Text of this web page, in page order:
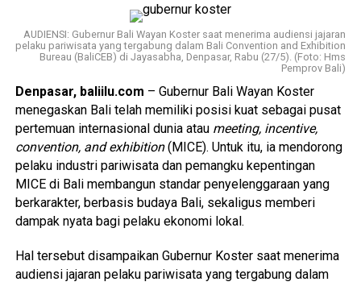
upaya nyata pemerintah bersama seluruh pelaku industri
pariwisata untuk mendatangkan lebih banyak wisatawan
mancanegara di tengah tantangan krisis global,
ketidakpastian geopolitik, serta perubahan tren perjalanan
dunia.
Ia menegaskan, ajang ini menjadi momentum penting untuk
memperkuat promosi pariwisata Indonesia, memperluas
jejaring pasar internasional, serta mendorong pertumbuhan
sektor pariwisata yang berkualitas, berkelanjutan, dan
mampu memberikan dampak nyata bagi perekonomian
nasional.(gs/bi)
Baca Juga Update Covid-19 (15/8) di Bali,
Persentase Pasien Sembuh Capai 87,77%
AUDIENSI: Gubernur Bali Wayan Koster saat menerima audiensi jajaran
pelaku pariwisata yang tergabung dalam Bali Convention and Exhibition
Bureau (BaliCEB) di Jayasabha, Denpasar, Rabu (27/5). (Foto: Hms
Pemprov Bali)
Denpasar, baliilu.com – Gubernur Bali Wayan Koster
menegaskan Bali telah memiliki posisi kuat sebagai pusat
pertemuan internasional dunia atau meeting, incentive,
convention, and exhibition(MICE). Untuk itu, ia mendorong
pelaku industri pariwisata dan pemangku kepentingan
MICE di Bali membangun standar penyelenggaraan yang
berkarakter, berbasis budaya Bali, sekaligus memberi
dampak nyata bagi pelaku ekonomi lokal.
Hal tersebut disampaikan Gubernur Koster saat menerima
audiensi jajaran pelaku pariwisata yang tergabung dalam